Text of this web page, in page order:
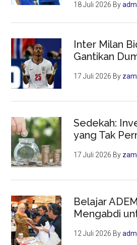
18 Juli 2026 By
Inter Milan
Gantikan
17 Juli 2026 By zam
Sedekah:
yang Tak
17 Juli 2026 By zam
Belajar
Mengabdi
12 Juli 2026 By